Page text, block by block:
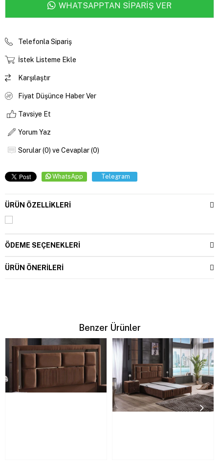
WHATSAPPTAN SİPARİŞ VER
Telefonla Sipariş
İstek Listeme Ekle
Karşılaştır
Fiyat Düşünce Haber Ver
Tavsiye Et
Yorum Yaz
Sorular (0) ve Cevaplar (0)
WhatsApp Telegram
ÜRÜN ÖZELLIKLERI
ÖDEME SEÇENEKLERI
ÜRÜN ÖNERILERI
Benzer Ürünler